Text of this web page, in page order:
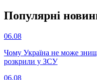
Популярнi
06.08
Чому Україна не може
розкрили у ЗСУ
06.08